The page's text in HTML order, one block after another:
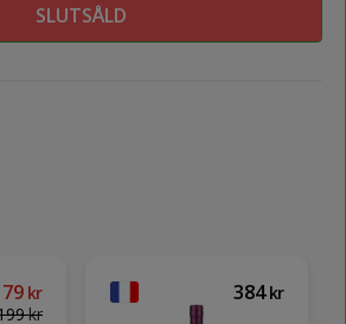
SLUTSÅLD
kr
kr
384kr